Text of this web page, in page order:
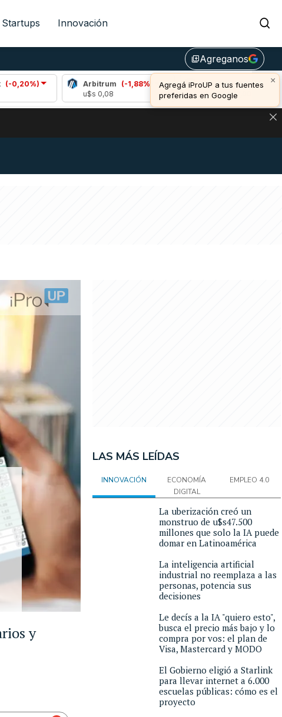
Startups Innovación
library_addAgreganos
×
Agregá iProUP a tus fuentes
preferidas en Google
Arbitrum
(-1,88%)
Bitcoin
(-0,74%)
u$s 64.377,00
DE BITCOIN Y ESTA SEÑAL DEFINE LOS PRECIOS DE
y
LAS MÁS LEÍDAS
INNOVACIÓN
ECONOMÍA
DIGITAL
EMPLEO 4.0
La uberización creó un
monstruo de u$s47.500
millones que solo la IA puede
domar en Latinoamérica
La inteligencia artificial
industrial no reemplaza a las
personas, potencia sus
decisiones
Le decís a la IA "quiero esto",
busca el precio más bajo y lo
compra por vos: el plan de
Visa, Mastercard y MODO
El Gobierno eligió a Starlink
para llevar internet a 6.000
escuelas públicas: cómo es el
proyecto